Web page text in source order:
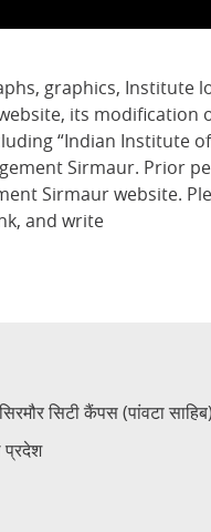
graphics, Institute
its
“Indian Institute
Sirmaur. Prior
Sirmaur website.
and write
सिटी कैंपस (पांवटा साहिब)
प्रदेश